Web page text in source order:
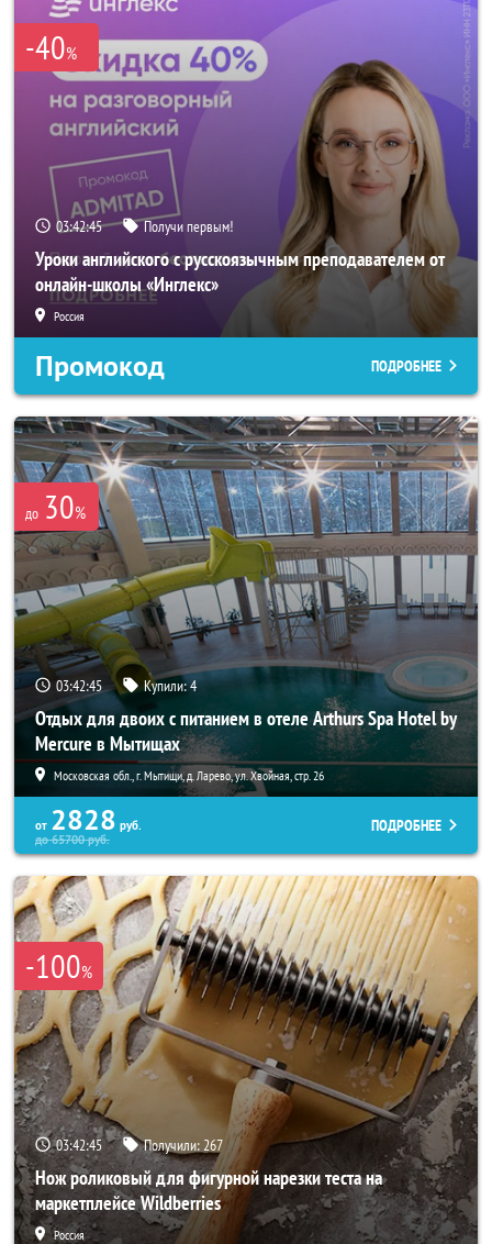
-40%
03:42:42 Получи первым!
Уроки английского с русскоязычным преподавателем от
онлайн-школы «Инглекс»
Россия
Промокод ПОДРОБНЕЕ
до 30%
03:42:42 Купили:4
Отдых для двоих с питанием в отеле Arthurs Spa Hotel by
Mercure в Мытищах
Московская обл., г. Мытищи, д. Ларево, ул. Хвойная, стр. 26
от 2828 руб.
до65700руб.
ПОДРОБНЕЕ
-100%
03:42:42 Получили:267
Нож роликовый для фигурной нарезки теста на
маркетплейсе Wildberries
Россия